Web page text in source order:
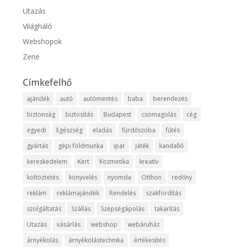
Utazás
Világháló
Webshopok
Zene
Címkefelhő
ajándék autó autómentés baba
berendezés
biztonság
biztosítás Budapest csomagolás
cég
egyedi
Egészség eladás fürdőszoba
fűtés
gyártás
gépi földmunka ipar játék
kandalló
kereskedelem
Kert Kozmetika
kreatív
költöztetés
könyvelés nyomda Otthon
redőny
reklám
reklámajándék Rendelés
szakfordítás
szolgáltatás
Szállás Szépségápolás
takarítás
Utazás
vásárlás webshop
webáruház
árnyékolás
árnyékolástechnika értékesítés